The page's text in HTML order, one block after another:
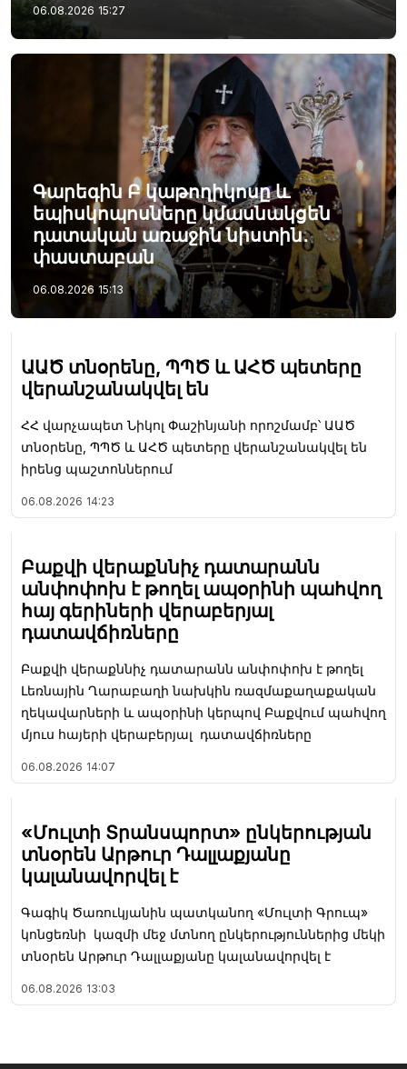
06.08.2026 15:27
Գարեգին Բ կաթողիկոսը և
եպիսկոպոսները կմասնակցեն
դատական առաջին նիստին․
փաստաբան
06.08.2026 15:13
ԱԱԾ տնօրենը, ՊՊԾ և ԱՀԾ պետերը
վերանշանակվել են
ՀՀ վարչապետ Նիկոլ Փաշինյանի որոշմամբ՝ ԱԱԾ
տնօրենը, ՊՊԾ և ԱՀԾ պետերը վերանշանակվել են
իրենց պաշտոններում
06.08.2026 14:23
Բաքվի վերաքննիչ դատարանն
անփոփոխ է թողել ապօրինի պահվող
հայ գերիների վերաբերյալ
դատավճիռները
Բաքվի վերաքննիչ դատարանն անփոփոխ է թողել
Լեռնային Ղարաբաղի նախկին ռազմաքաղաքական
ղեկավարների և ապօրինի կերպով Բաքվում պահվող
մյուս հայերի վերաբերյալ դատավճիռները
06.08.2026 14:07
«Մուլտի Տրանսպորտ» ընկերության
տնօրեն Արթուր Դալլաքյանը
կալանավորվել է
Գագիկ Ծառուկյանին պատկանող «Մուլտի Գրուպ»
կոնցեռնի կազմի մեջ մտնող ընկերություններից մեկի
տնօրեն Արթուր Դալլաքյանը կալանավորվել է
06.08.2026 13:03